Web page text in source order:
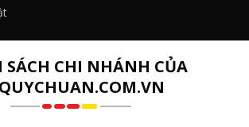
SÁCH CHI NHÁNH CỦA